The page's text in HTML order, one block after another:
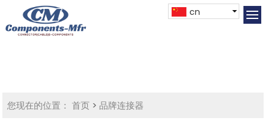
cn
您现在的位置： 首页 >品牌连接器